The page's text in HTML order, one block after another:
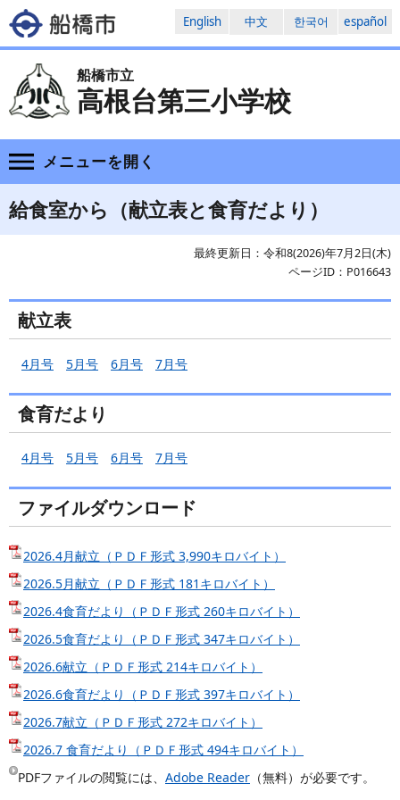
English 中文 한국어 español
船橋市立
高根台第三小学校
メニューを開く
給食室から（献立表と食育だより）
最終更新日：令和8(2026)年7月2日(木)
ページID：P016643
献立表
4月号 5月号 6月号 7月号
食育だより
4月号 5月号 6月号 7月号
ファイルダウンロード
2026.4月献立（ＰＤＦ形式 3,990キロバイト）
2026.5月献立（ＰＤＦ形式 181キロバイト）
2026.4食育だより（ＰＤＦ形式 260キロバイト）
2026.5食育だより（ＰＤＦ形式 347キロバイト）
2026.6献立（ＰＤＦ形式 214キロバイト）
2026.6食育だより（ＰＤＦ形式 397キロバイト）
2026.7献立（ＰＤＦ形式 272キロバイト）
2026.7 食育だより（ＰＤＦ形式 494キロバイト）
PDFファイルの閲覧には、 Adobe Reader （無料）が必要です。